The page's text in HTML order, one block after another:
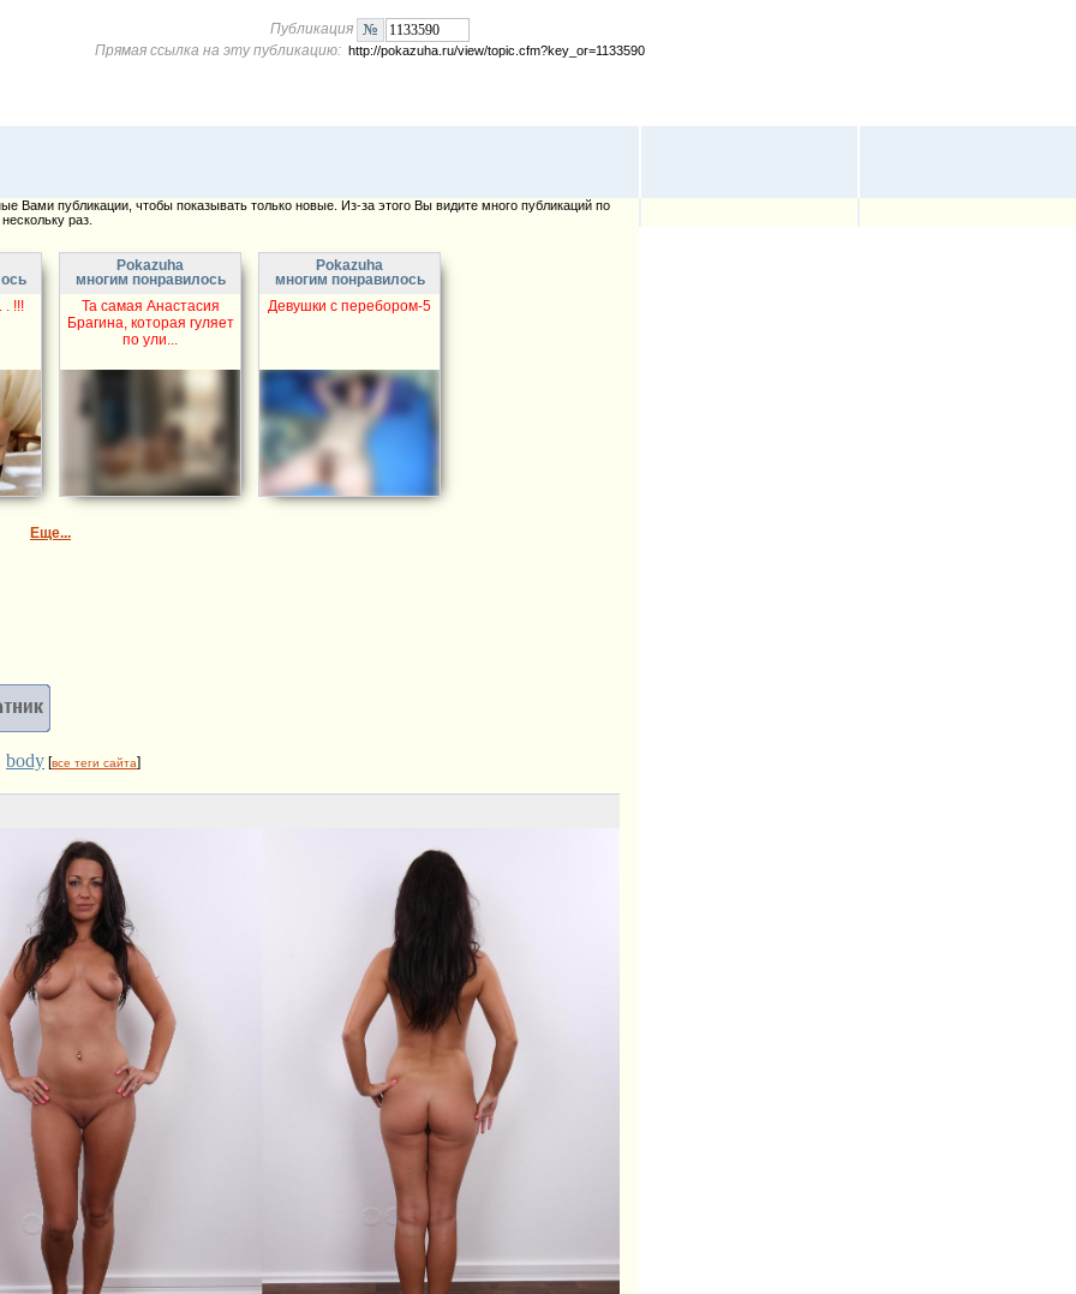
Публикация
Прямая ссылка на эту публикацию: http://pokazuha.ru/view/topic.cfm?key_or=1133590
публикации, чтобы показывать только новые. Из-за этого Вы видите много публикаций по
нескольку раз.
. !!!
Pokazuha
многим понравилось
Та самая Анастасия
Брагина, которая гуляет
по ули...
Pokazuha
многим понравилось
Девушки с перебором-5
Еще...
body [все теги сайта]